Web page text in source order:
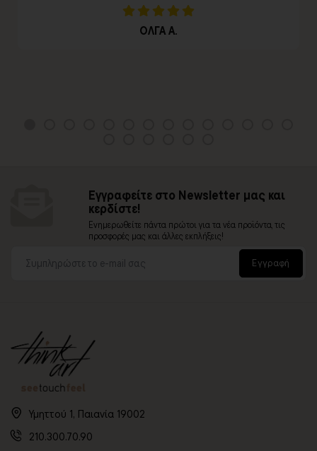
ΟΛΓΑ Α.
Εγγραφείτε στο Newsletter μας και
κερδίστε!
Ενημερωθείτε πάντα πρώτοι για τα νέα προϊόντα, τις
προσφορές μας και άλλες εκπλήξεις!
Εγγραφή
Υμηττού 1, Παιανία 19002
210.300.70.90